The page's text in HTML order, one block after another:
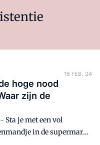
16 FEB. 24
hoge nood
zijn de
Sta je met een vol
in de supermarkt,